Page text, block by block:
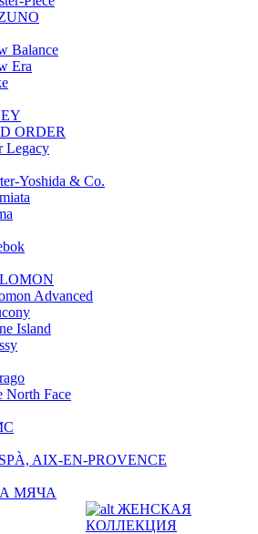
Balance
Era
ORDER
Legacy
Yoshida & Co.
Advanced
Island
North Face
AIX-EN-PROVENCE
МЯЧА
ЖЕНСКАЯ
КОЛЛЕКЦИЯ